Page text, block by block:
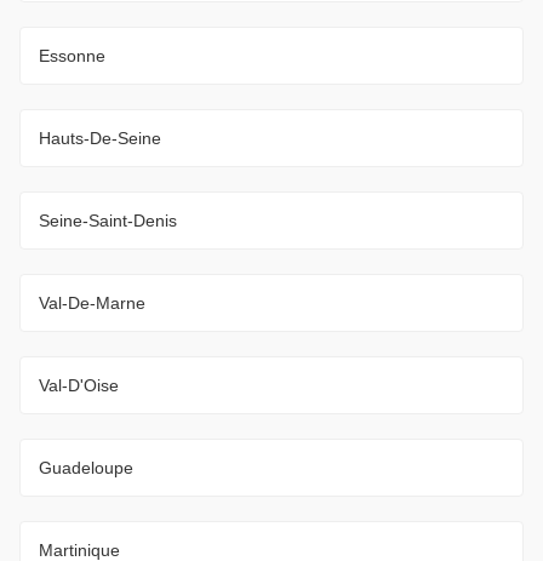
Essonne
Hauts-De-Seine
Seine-Saint-Denis
Val-De-Marne
Val-D'Oise
Guadeloupe
Martinique